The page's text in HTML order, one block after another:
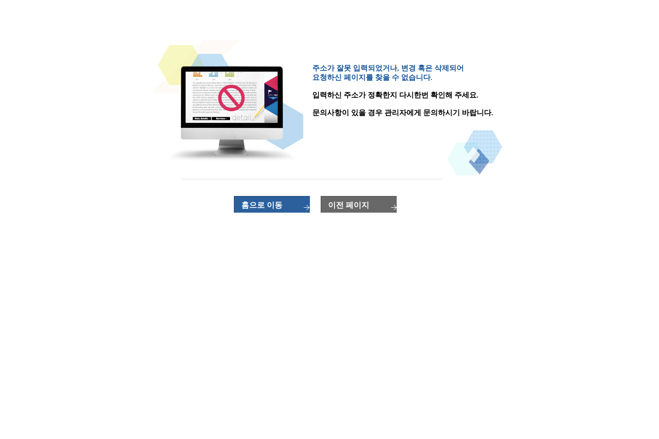
주소가 잘못 입력되었거나, 변경 혹은 삭제되어
요청하신 페이지를 찾을 수 없습니다.
입력하신 주소가 정확한지 다시한번 확인해 주세요.
문의사항이 있을 경우 관리자에게 문의하시기 바랍니다.
홈으로 이동 이전 페이지